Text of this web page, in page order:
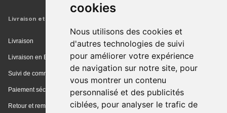
cookies
Nous utilisons des cookies et
d'autres technologies de suivi
pour améliorer votre expérience
de navigation sur notre site, pour
vous montrer un contenu
personnalisé et des publicités
ciblées, pour analyser le trafic de
Livraison et achat
Livraison
Livraison en Europe
Suivi de commande
Paiement sécurisé
Retour et remboursement